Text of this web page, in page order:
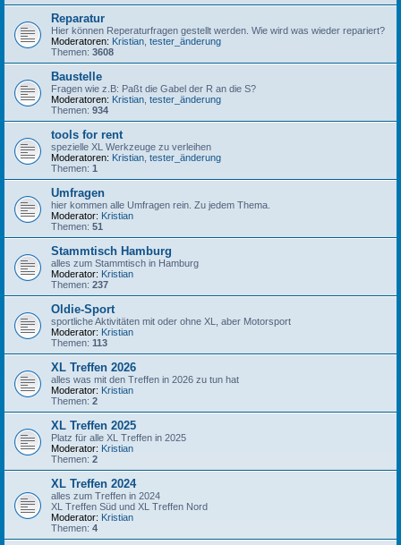
Reparatur
Hier können Reperaturfragen gestellt werden. Wie wird was wieder repariert?
Moderatoren: Kristian tester_änderung
Themen: 3608
Baustelle
Fragen wie z.B: Paßt die Gabel der R an die S?
Moderatoren: Kristian tester_änderung
Themen: 934
tools for rent
spezielle XL Werkzeuge zu verleihen
Moderatoren: Kristian tester_änderung
Themen: 1
Umfragen
hier kommen alle Umfragen rein. Zu jedem Thema.
Moderator: Kristian
Themen: 51
Stammtisch Hamburg
alles zum Stammtisch in Hamburg
Moderator: Kristian
Themen: 237
Oldie-Sport
sportliche Aktivitäten mit oder ohne XL, aber Motorsport
Moderator: Kristian
Themen: 113
XL Treffen 2026
alles was mit den Treffen in 2026 zu tun hat
Moderator: Kristian
Themen: 2
XL Treffen 2025
Platz für alle XL Treffen in 2025
Moderator: Kristian
Themen: 2
XL Treffen 2024
alles zum Treffen in 2024
XL Treffen Süd und XL Treffen Nord
Moderator: Kristian
Themen: 4